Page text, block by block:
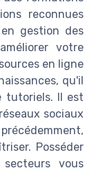
reconnues
gestion des
votre
en ligne
qu'il
tutoriels. Il est
sociaux
Posséder
vous